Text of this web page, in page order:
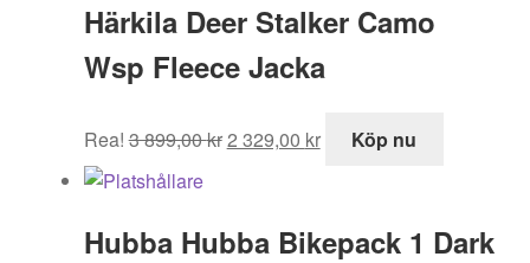
Härkila Deer Stalker Camo
Wsp Fleece Jacka
Rea! 3 899,00kr
ursprungliga
3
2 329,00 kr
nuvarande
2
Köp nu
Hubba Hubba Bikepack 1 Dark